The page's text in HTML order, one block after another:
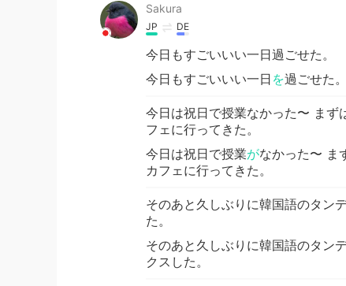
Sakura
JP DE
今日もすごいいい一日過ごせた。
今日もすごいいい一日 を過ごせた。
今日は祝日で授業なかった〜 ま
フェに行ってきた。
今日は祝日で授業がなかった〜 ま
カフェに行ってきた。
そのあと久しぶりに韓国語のタン
た。
そのあと久しぶりに韓国語のタン
クスした。